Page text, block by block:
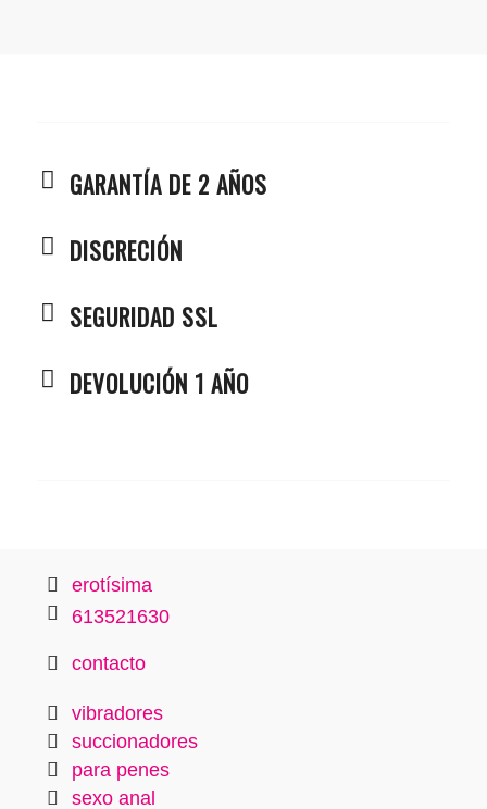
GARANTÍA DE 2 AÑOS
DISCRECIÓN
SEGURIDAD SSL
DEVOLUCIÓN 1 AÑO
erotísima
613521630
contacto
vibradores
succionadores
para penes
sexo anal